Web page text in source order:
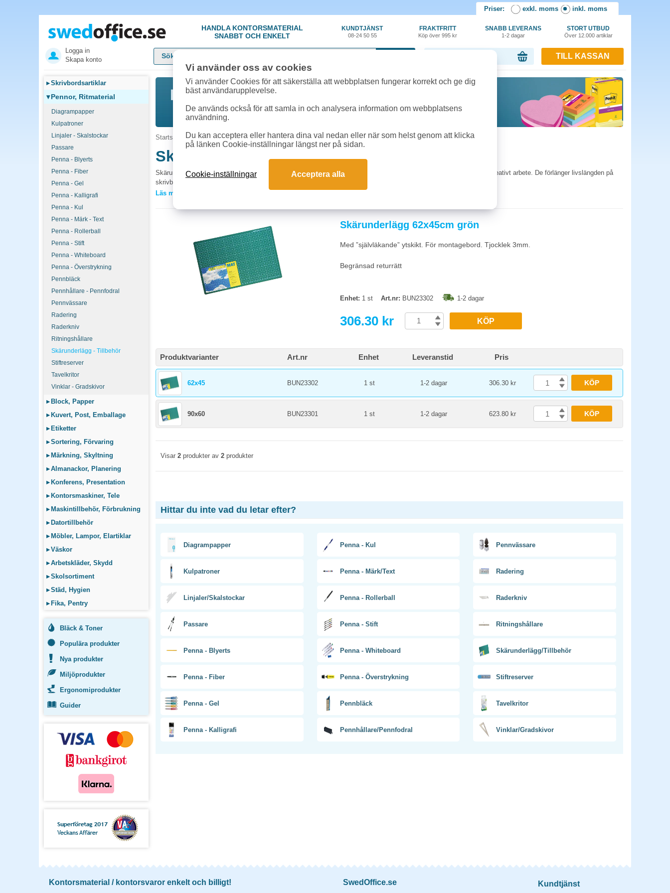
Priser: exkl. moms inkl. moms
HANDLA KONTORSMATERIAL
SNABBT OCH ENKELT
KUNDTJÄNST
08-24 50 55
FRAKTFRITT
Köp över 995 kr
SNABB LEVERANS
1-2 dagar
STORT UTBUD
Över 12.000 artiklar
Logga in
Skapa konto
TILL KASSAN
▸Skrivbordsartiklar
▾Pennor, Ritmaterial
Diagrampapper
Kulpatroner
Linjaler - Skalstockar
Passare
Penna - Blyerts
Penna - Fiber
Penna - Gel
Penna - Kalligrafi
Penna - Kul
Penna - Märk - Text
Penna - Rollerball
Penna - Stift
Penna - Whiteboard
Penna - Överstrykning
Pennbläck
Pennhållare - Pennfodral
Pennvässare
Radering
Raderkniv
Ritningshållare
Skärunderlägg - Tillbehör
Stiftreserver
Tavelkritor
Vinklar - Gradskivor
▸ Block, Papper
▸ Kuvert, Post, Emballage
▸ Etiketter
▸Sortering, Förvaring
▸ Märkning, Skyltning
▸Almanackor, Planering
▸ Konferens, Presentation
▸ Kontorsmaskiner, Tele
▸ Maskintillbehör, Förbrukning
▸ Datortillbehör
▸ Möbler, Lampor, Elartiklar
▸Väskor
▸Arbetskläder, Skydd
▸Skolsortiment
▸Städ, Hygien
▸ Fika, Pentry
Bläck & Toner
Populära produkter
Nya produkter
Miljöprodukter
Ergonomiprodukter
Guider
Startsida »Pennor, Ritmaterial»Skärunderlägg/Tillbehör
Skärunderlägg & Tillbehör
Skärunderlägg och tillbehör skyddar skrivbordsytan vid skärning och ritar och håller arbetsytan fri från skador under kreativt arbete. De förlänger livslängden på
skrivbord och arbetsytor i skola och på kontor. Köp skärunderlägg och tillbehör hos SwedOffice.
A3 räcker för de flesta kontors- och skolbehov. För större skär- och pysselprojekt är A2 eller A1 bättre. Självläkande mattor är värda extra, de håller mycket längre
Självläkande matta, är det värt extrakostnaden?
Ja, en självläkande matta håller 5-10 gånger längre än en vanlig PVC-matta. Snitt försluts gradvis så ytan hålls jämn över tid. Investeringen återbetalar sig snabbt
i miljöer med dagligt skärningsarbete.
Läs mer »
Skärunderlägg 62x45cm grön
Med ”självläkande” ytskikt. För montagebord. Tjocklek 3mm.
Begränsad returrätt
Enhet: 1 st Art.nr: BUN23302 1-2 dagar
306.30 kr KÖP
Produktvarianter Art.nr Enhet Leveranstid Pris
62x45 BUN23302 1 st 1-2 dagar 306.30 kr KÖP
90x60 BUN23301 1 st 1-2 dagar 623.80 kr KÖP
Visar 2 produkter av 2 produkter
Hittar du inte vad du letar efter?
Diagrampapper
Kulpatroner
Linjaler/Skalstockar
Passare
Penna - Blyerts
Penna - Fiber
Penna - Gel
Penna - Kalligrafi
Penna - Kul
Penna - Märk/Text
Penna - Rollerball
Penna - Stift
Penna - Whiteboard
Penna - Överstrykning
Pennbläck
Pennhållare/Pennfodral
Pennvässare
Radering
Raderkniv
Ritningshållare
Skärunderlägg/Tillbehör
Stiftreserver
Tavelkritor
Vinklar/Gradskivor
Kontorsmaterial / kontorsvaror enkelt och billigt! SwedOffice.se Kundtjänst
Vi använder oss av cookies
Vi använder Cookies för att säkerställa att webbplatsen fungerar korrekt och ge dig
bäst användarupplevelse.
De används också för att samla in och analysera information om webbplatsens
användning.
Du kan acceptera eller hantera dina val nedan eller när som helst genom att klicka
på länken Cookie-inställningar längst ner på sidan.
Cookie-inställningar Acceptera alla